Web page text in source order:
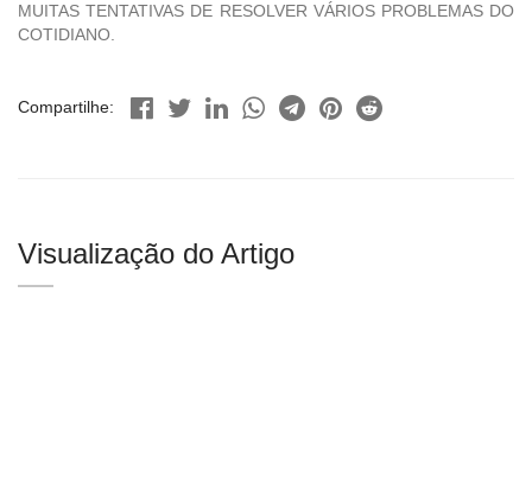
MUITAS TENTATIVAS DE RESOLVER VÁRIOS PROBLEMAS DO
COTIDIANO.
Compartilhe:
Visualização do Artigo